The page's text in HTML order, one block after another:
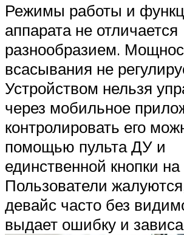
Режимы работы и
аппарата не отличается
разнообразием.
всасывания не
Устройством нельзя
через мобильное
контролировать его
помощью пульта ДУ и
единственной кнопки на
Пользователи
девайс часто без
выдает ошибку и